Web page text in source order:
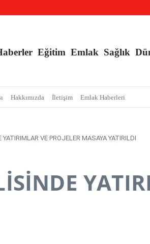
Eğitim Emlak Sağlık
Hakkımızda İletişim Emlak Haberleri
VE PROJELER MASAYA YATIRILDI